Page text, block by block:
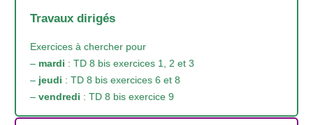
Travaux dirigés
Exercices à chercher pour
– mardi : TD 8 bis exercices 1, 2 et 3
– jeudi : TD 8 bis exercices 6 et 8
– vendredi : TD 8 bis exercice 9